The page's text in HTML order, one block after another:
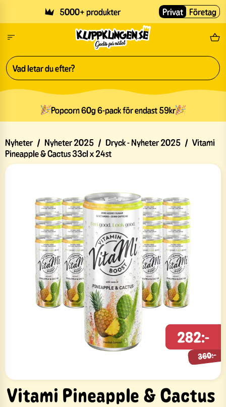
5000+ produkter Fri
Privat Företag
Popcorn 60g 6-pack för endast 59kr
Nyheter / Nyheter 2025 / Dryck - Nyheter 2025 / Vitami
Pineapple & Cactus 33cl x 24st
Vitami Pineapple & Cactus
282:-
360:-
360:-